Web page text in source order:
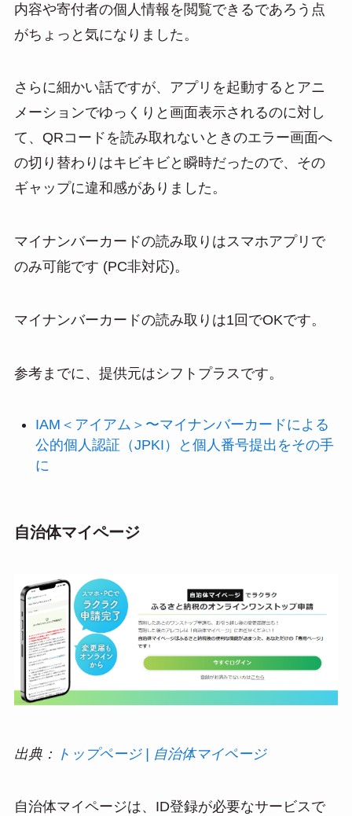
内容や寄付者の個人情報を閲覧できるであろう点
がちょっと気になりました。
さらに細かい話ですが、アプリを起動するとアニ
メーションでゆっくりと画面表示されるのに対し
て、QRコードを読み取れないときのエラー画面へ
の切り替わりはキビキビと瞬時だったので、その
ギャップに違和感がありました。
マイナンバーカードの読み取りはスマホアプリで
のみ可能です (PC非対応)。
マイナンバーカードの読み取りは1回でOKです。
参考までに、提供元はシフトプラスです。
IAM＜アイアム＞〜マイナンバーカードによる
公的個人認証（JPKI）と個人番号提出をその手
に
自治体マイページ
出典： トップページ | 自治体マイページ
自治体マイページは、ID登録が必要なサービスで